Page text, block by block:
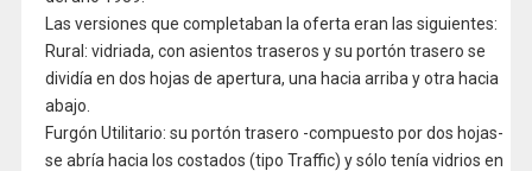
Las versiones que completaban la oferta eran las siguientes:
Rural: vidriada, con asientos traseros y su portón trasero se
dividía en dos hojas de apertura, una hacia arriba y otra hacia
abajo.
Furgón Utilitario: su portón trasero -compuesto por dos hojas-
se abría hacia los costados (tipo Traffic) y sólo tenía vidrios en